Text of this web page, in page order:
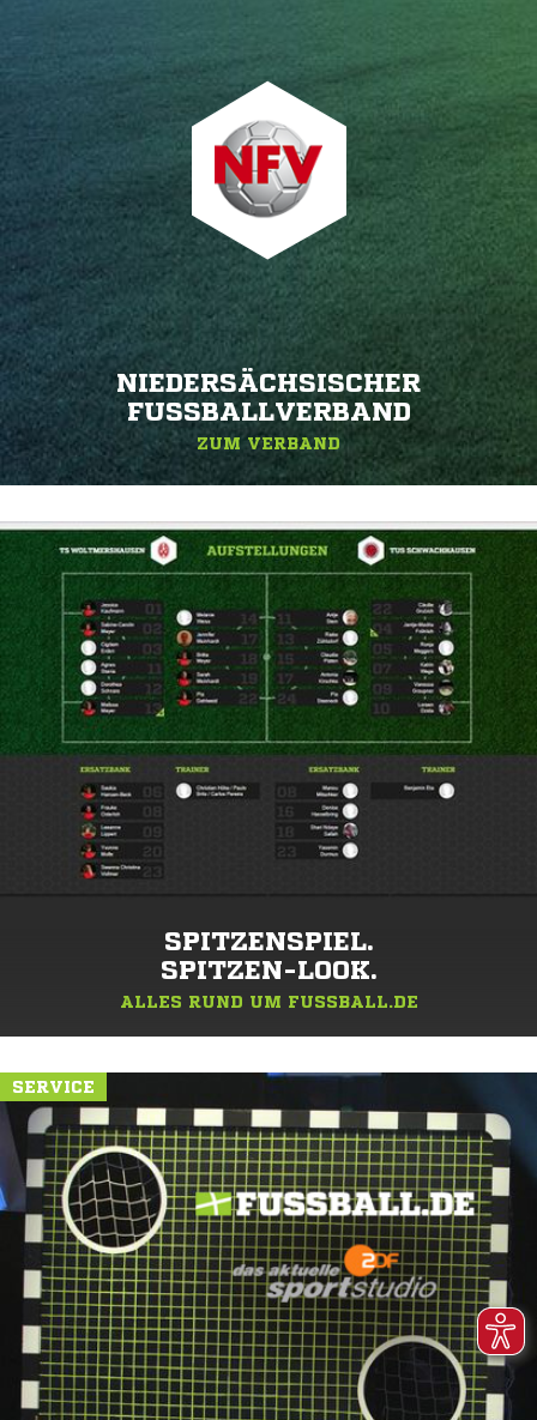
NIEDERSÄCHSISCHER
FUSSBALLVERBAND
ZUM VERBAND
SPITZENSPIEL.
SPITZEN-LOOK.
ALLES RUND UM FUSSBALL.DE
SERVICE